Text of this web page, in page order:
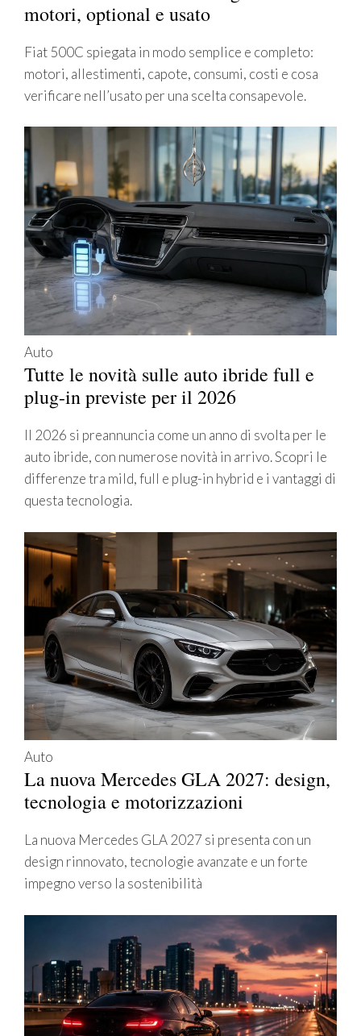
motori, optional e usato
Fiat 500C spiegata in modo semplice e completo:
motori, allestimenti, capote, consumi, costi e cosa
verificare nell’usato per una scelta consapevole.
Auto
Tutte le novità sulle auto ibride full e
plug-in previste per il 2026
Il 2026 si preannuncia come un anno di svolta per le
auto ibride, con numerose novità in arrivo. Scopri le
differenze tra mild, full e plug-in hybrid e i vantaggi di
questa tecnologia.
Auto
La nuova Mercedes GLA 2027: design,
tecnologia e motorizzazioni
La nuova Mercedes GLA 2027 si presenta con un
design rinnovato, tecnologie avanzate e un forte
impegno verso la sostenibilità